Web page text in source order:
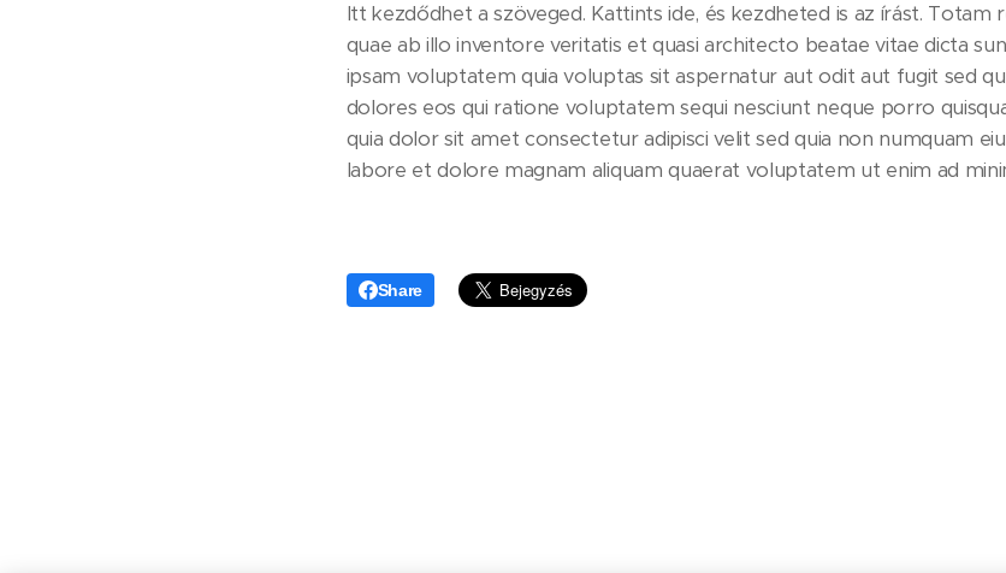
Itt kezdődhet a szöveged. Kattints ide, és kezdheted is az írást. Totam
quae ab illo inventore veritatis et quasi architecto beatae vitae dicta
ipsam voluptatem quia voluptas sit aspernatur aut odit aut fugit sed
dolores eos qui ratione voluptatem sequi nesciunt neque porro
quia dolor sit amet consectetur adipisci velit sed quia non numquam
labore et dolore magnam aliquam quaerat voluptatem ut enim ad
Share